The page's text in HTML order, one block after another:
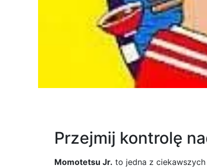
Przejmij kontrolę
Momotetsu Jr. to jedna z